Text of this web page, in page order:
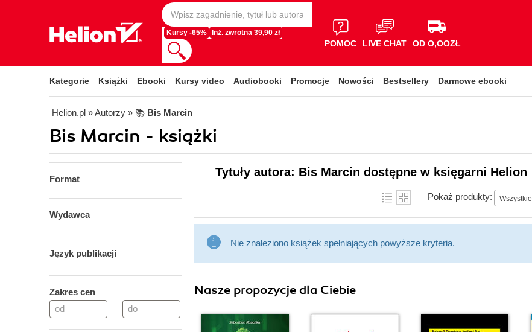
Kursy -65% Inż. zwrotna 39,90 zł
POMOC LIVE CHAT OD O,OOZŁ
Kategorie Książki Ebooki Kursy video Audiobooki Promocje Nowości Bestsellery Darmowe ebooki
Helion.pl » Autorzy » 📚 Bis Marcin
Bis Marcin - książki
Format
Wydawca
Język publikacji
Zakres cen
–
Tytuły autora: Bis Marcin dostępne w księgarni Helion
Pokaż produkty: Wszystkie
Nie znaleziono książek spełniających powyższe kryteria.
Nasze propozycje dla Ciebie